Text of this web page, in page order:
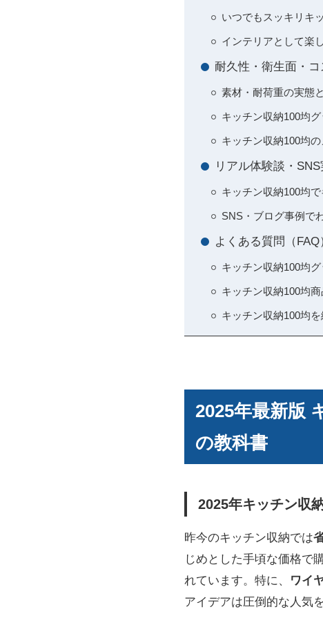
いつでもスッキリキ
インテリアとして楽
耐久性・衛生面・
素材・耐荷重の実態
キッチン収納100均
キッチン収納100均
リアル体験談・
キッチン収納100均
SNS・ブログ事例で
よくある質問（
キッチン収納100均
キッチン収納100均
キッチン収納100均
2025年最新版
の教科書
2025年キッチン収
昨今のキッチン収納では
じめとした手頃な価格で
れています。特に、
ワイ
アイデアは圧倒的な人気